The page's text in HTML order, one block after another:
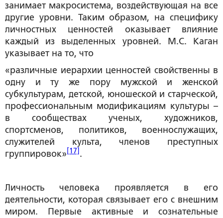
занимает макросистема, воздействующая на все
другие уровни. Таким образом, на специфику
личностных ценностей оказывает влияние
каждый из выделенных уровней. М.С. Каган
указывает на то, что
«различные иерархии ценностей свойственны в
одну и ту же пору мужской и женской
субкультурам, детской, юношеской и старческой,
профессиональным модификациям культуры –
в сообществах ученых, художников,
спортсменов, политиков, военнослужащих,
служителей культа, членов преступных
группировок» [17] .
Личность человека проявляется в его
деятельности, которая связывает его с внешним
миром. Первые активные и сознательные